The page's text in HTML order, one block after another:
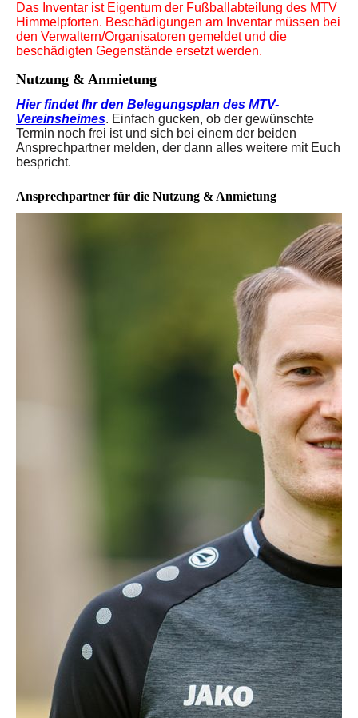
Das Inventar ist Eigentum der Fußballabteilung des MTV
Himmelpforten. Beschädigungen am Inventar müssen bei
den Verwaltern/Organisatoren gemeldet und die
beschädigten Gegenstände ersetzt werden.
Nutzung & Anmietung
Hier findet Ihr den Belegungsplan des MTV-
Vereinsheimes. Einfach gucken, ob der gewünschte
Termin noch frei ist und sich bei einem der beiden
Ansprechpartner melden, der dann alles weitere mit Euch
bespricht.
Ansprechpartner für die Nutzung & Anmietung